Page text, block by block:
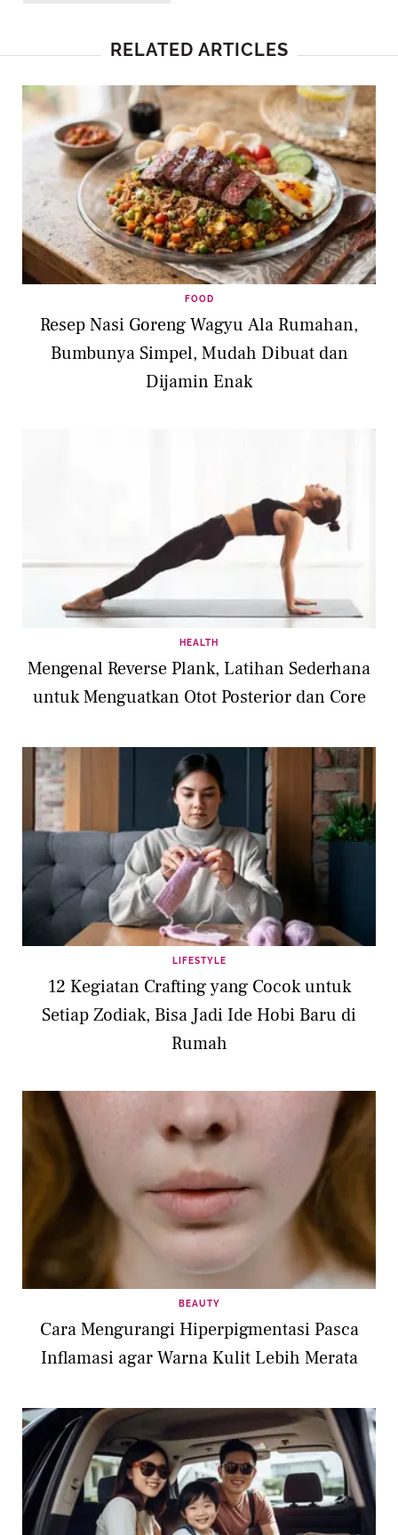
RELATED ARTICLES
FOOD
Resep Nasi Goreng Wagyu Ala Rumahan,
Bumbunya Simpel, Mudah Dibuat dan
Dijamin Enak
HEALTH
Mengenal Reverse Plank, Latihan Sederhana
untuk Menguatkan Otot Posterior dan Core
LIFESTYLE
12 Kegiatan Crafting yang Cocok untuk
Setiap Zodiak, Bisa Jadi Ide Hobi Baru di
Rumah
BEAUTY
Cara Mengurangi Hiperpigmentasi Pasca
Inflamasi agar Warna Kulit Lebih Merata